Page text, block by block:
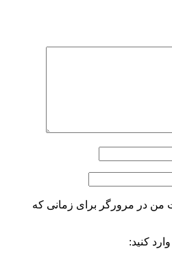
من در مرورگر برای زمانی که
کنید: